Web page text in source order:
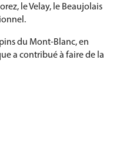
le Velay, le Beaujolais
du Mont-Blanc, en
a contribué à faire de la